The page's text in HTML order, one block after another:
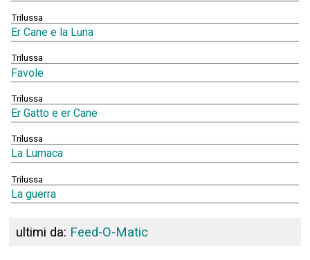
Trilussa
Er Cane e la Luna
Trilussa
Favole
Trilussa
Er Gatto e er Cane
Trilussa
La Lumaca
Trilussa
La guerra
ultimi da: Feed-O-Matic